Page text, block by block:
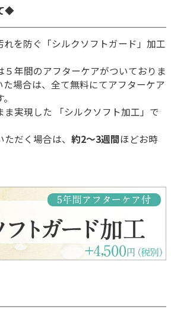
◆
を防ぐ「シルクソフトガード」加工
５年間のアフターケアがついておりま
場合は、全て無料にてアフターケア
実現した 「シルクソフト加工」で
だく場合は、 約2～3週間ほどお時